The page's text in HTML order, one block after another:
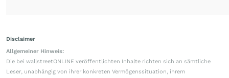
Disclaimer
Allgemeiner Hinweis:
Die bei wallstreetONLINE veröffentlichten Inhalte richten sich an sämtliche
Leser, unabhängig von ihrer konkreten Vermögenssituation, ihrem